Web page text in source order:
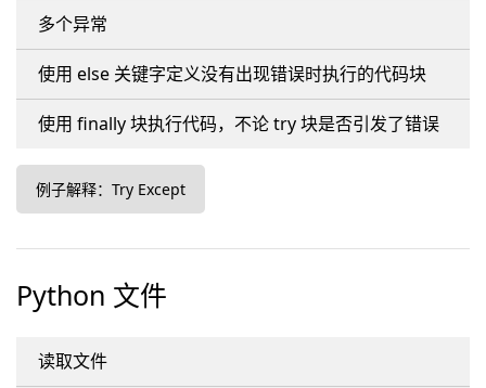
多个异常
使用 else 关键字定义没有出现错误时执行的代码块
使用 finally 块执行代码，不论 try 块是否引发了错误
例子解释：Try Except
Python 文件
读取文件